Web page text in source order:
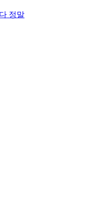
정말